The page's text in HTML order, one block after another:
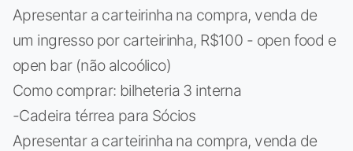
Apresentar a carteirinha na compra, venda de
um ingresso por carteirinha, R$100 - open food e
open bar (não alcoólico)
Como comprar: bilheteria 3 interna
-Cadeira térrea para Sócios
Apresentar a carteirinha na compra, venda de